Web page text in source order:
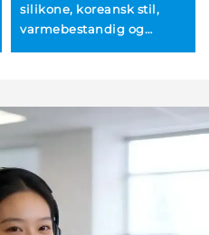
silikone, koreansk stil,
varmebestandig og